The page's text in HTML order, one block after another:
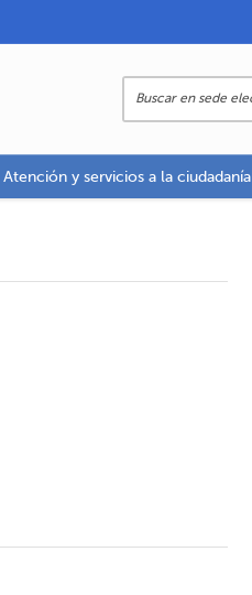
Atención y servicios a la ciudadanía